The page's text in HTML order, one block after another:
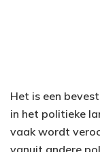
Het is een
in het politieke
vaak wordt
vanuit andere